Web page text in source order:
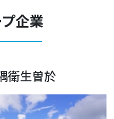
企業
衛生曽於